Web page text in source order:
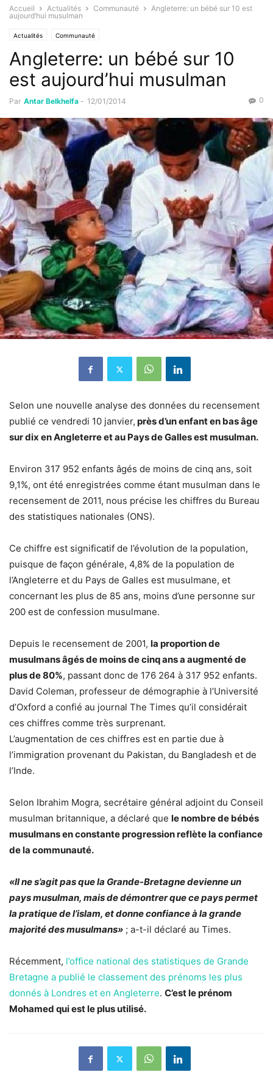
Accueil Actualités Communauté
Angleterre: un bébé sur 10 est
aujourd’hui musulman
Actualités Communauté
Angleterre: un bébé sur 10
est aujourd’hui musulman
Par Antar Belkhelfa - 12/01/2014 0
Selon une nouvelle analyse des données du recensement
publié ce vendredi 10 janvier, près d’un enfant en bas âge
sur dix en Angleterre et au Pays de Galles est musulman.
Environ 317 952 enfants âgés de moins de cinq ans, soit
9,1%, ont été enregistrées comme étant musulman dans le
recensement de 2011, nous précise les chiffres du Bureau
des statistiques nationales (ONS).
Ce chiffre est significatif de l’évolution de la population,
puisque de façon générale, 4,8% de la population de
l’Angleterre et du Pays de Galles est musulmane, et
concernant les plus de 85 ans, moins d’une personne sur
200 est de confession musulmane.
Depuis le recensement de 2001, la proportion de
musulmans âgés de moins de cinq ans a augmenté de
plus de 80%, passant donc de 176 264 à 317 952 enfants.
David Coleman, professeur de démographie à l’Université
d’Oxford a confié au journal The Times qu’il considérait
ces chiffres comme très surprenant.
L’augmentation de ces chiffres est en partie due à
l’immigration provenant du Pakistan, du Bangladesh et de
l’Inde.
Selon Ibrahim Mogra, secrétaire général adjoint du Conseil
musulman britannique, a déclaré que le nombre de bébés
musulmans en constante progression reflète la confiance
de la communauté.
«Il ne s’agit pas que la Grande-Bretagne devienne un
pays musulman, mais de démontrer que ce pays permet
la pratique de l’islam, et donne confiance à la grande
majorité des musulmans» ; a-t-il déclaré au Times.
Récemment, l’office national des statistiques de Grande
Bretagne a publié le classement des prénoms les plus
donnés à Londres et en Angleterre. C’est le prénom
Mohamed qui est le plus utilisé.